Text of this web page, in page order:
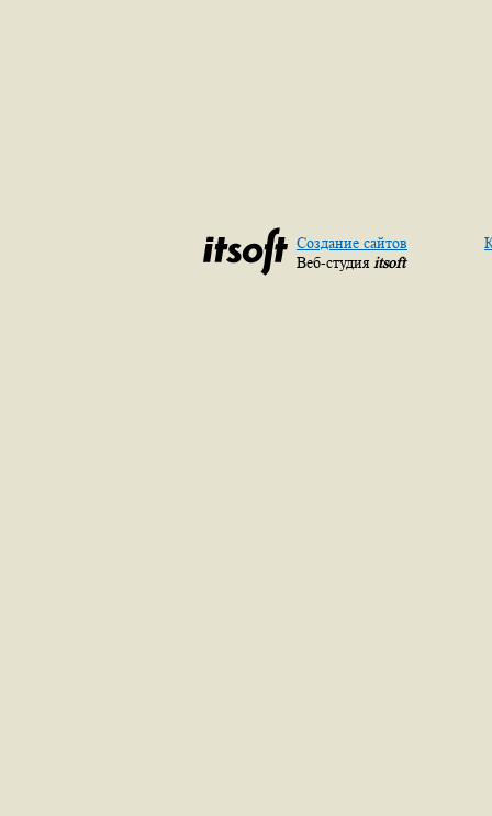
Создание сайтов
Веб-студия itsoft